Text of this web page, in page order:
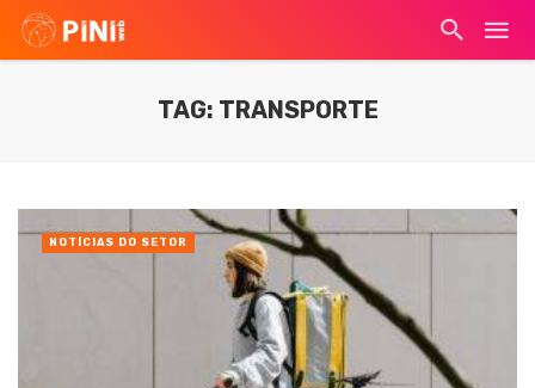
TAG: TRANSPORTE
NOTÍCIAS DO SETOR